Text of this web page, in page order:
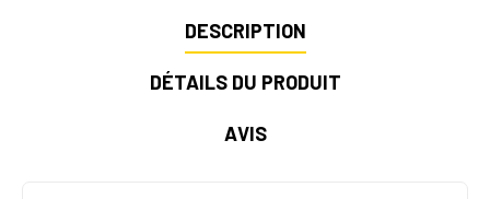
DESCRIPTION
DÉTAILS DU PRODUIT
AVIS